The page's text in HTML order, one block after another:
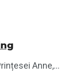
Anne,...